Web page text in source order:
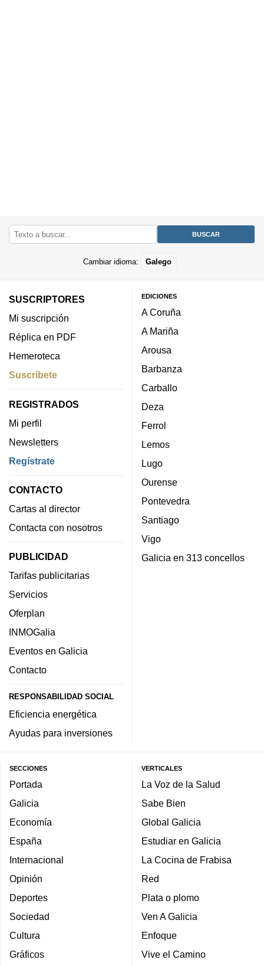
Cambiar idioma: Galego
SUSCRIPTORES
Mi suscripción
Réplica en PDF
Hemeroteca
Suscríbete
REGISTRADOS
Mi perfil
Newsletters
Regístrate
CONTACTO
Cartas al director
Contacta con nosotros
PUBLICIDAD
Tarifas publicitarias
Servicios
Oferplan
INMOGalia
Eventos en Galicia
Contacto
RESPONSABILIDAD SOCIAL
Eficiencia energética
Ayudas para inversiones
EDICIONES
A Coruña
A Mariña
Arousa
Barbanza
Carballo
Deza
Ferrol
Lemos
Lugo
Ourense
Pontevedra
Santiago
Vigo
Galicia en 313 concellos
SECCIONES
Portada
Galicia
Economía
España
Internacional
Opinión
Deportes
Sociedad
Cultura
Gráficos
VERTICALES
La Voz de la Salud
Sabe Bien
Global Galicia
Estudiar en Galicia
La Cocina de Frabisa
Red
Plata o plomo
Ven A Galicia
Enfoque
Vive el Camino